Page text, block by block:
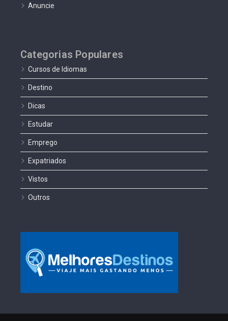
Anuncie
Categorias Populares
Cursos de Idiomas
Destino
Dicas
Estudar
Emprego
Expatriados
Vistos
Outros